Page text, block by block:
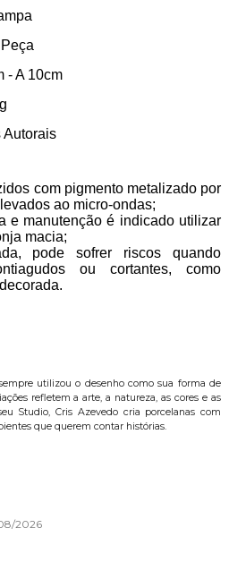
- A 10cm
com pigmento metalizado por
ao micro-ondas;
e manutenção é indicado utilizar
macia;
pode sofrer riscos quando
ou cortantes, como
utilizou o desenho como sua forma de
refletem a arte, a natureza, as cores e as
Studio, Cris Azevedo cria porcelanas com
que querem contar histórias.
2026